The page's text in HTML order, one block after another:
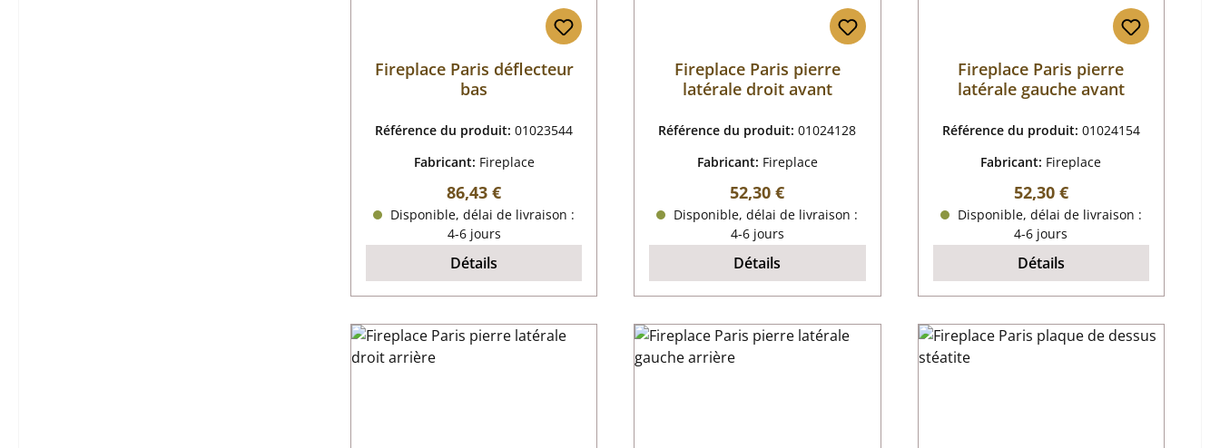
Fireplace Paris déflecteur
bas
Référence du produit:01023544
Fabricant: Fireplace
Prix régulier :
86,43 €
Disponible, délai de livraison :
4-6 jours
Détails
Fireplace Paris pierre
latérale droit avant
Référence du produit:01024128
Fabricant: Fireplace
Prix régulier :
52,30 €
Disponible, délai de livraison :
4-6 jours
Détails
Fireplace Paris pierre
latérale gauche avant
Référence du produit: 01024154
Fabricant: Fireplace
Prix régulier :
52,30 €
Disponible, délai de livraison :
4-6 jours
Détails